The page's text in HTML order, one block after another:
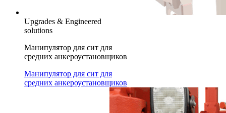
Upgrades & Engineered
solutions
Манипулятор для сит для
средних анкероустановщиков
Манипулятор для сит для
средних анкероустановщиков